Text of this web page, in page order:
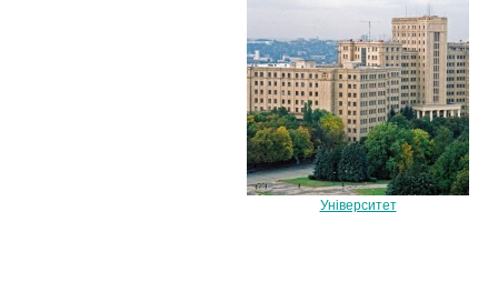
Університет